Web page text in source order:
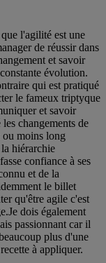
l'agilité est une
de réussir dans
et savoir
évolution.
qui est pratiqué
le fameux triptyque
et savoir
changements de
ou moins long
hiérarchie
confiance à ses
et de la
le billet
qu'être agile c'est
dois également
passionnant car il
plus d'une
à appliquer.